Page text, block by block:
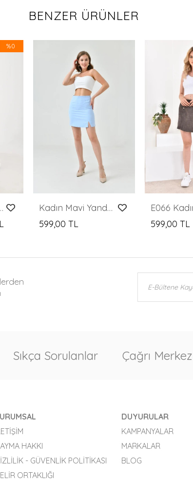
BENZER ÜRÜNLER
%0
- KRN029E
Kadın Mavi Yandan Yırtmaçlı Mini Etek
599,00 TL
599,00 TL
Sıkça Sorulanlar Çağrı
HAKKI
- GÜVENLIK POLITIKASI
ORTAKLIĞI
DUYURULAR
KAMPANYALAR
MARKALAR
BLOG